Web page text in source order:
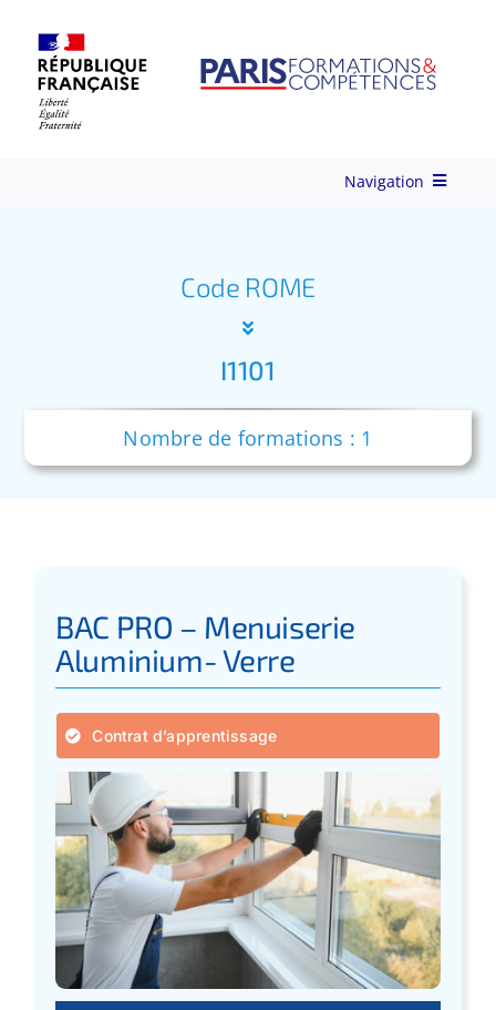
content
Navigation
Formations
Validation des acquis – VAE
Actualités
Contact
Recherche
pour
Code ROME
I1101
Nombre de formations : 1
BAC PRO – Menuiserie
Aluminium- Verre
Contrat d’apprentissage